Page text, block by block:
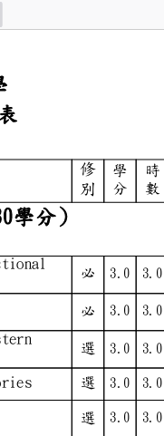
科目表
大學
科技組
時
數
學
分
修
別
稱
學分、
習6學分）
of
3.0
必
and
3.0
必
and
3.0
選
Theories
3.0
選
and
3.0
選